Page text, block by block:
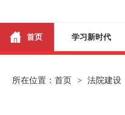
首页 学习新时代
所在位置： 首页 > 法院建设